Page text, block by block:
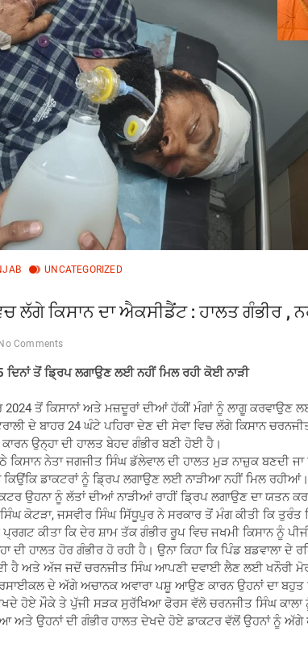
UNCATEGORIZED
ਲੱਗੇ ਕਿਸਾਨ ਦਾ ਐਕਸੀਡੈਂਟ : ਹਾਲਤ ਗੰਭੀਰ
Comments
ਦਿਨਾਂ ਤੋਂ ਡ੍ਰਿਪ ਲਗਾਉਣ ਲਈ ਨਹੀਂ ਮਿਲ ਰਹੀ ਕੋਈ ਨਾੜੀ
2024 ਤੋਂ ਕਿਸਾਨਾਂ ਅਤੇ ਮਜ਼ਦੂਰਾਂ ਦੀਆਂ ਹੱਕੀਂ ਮੰਗਾਂ ਨੂੰ ਲਾਗੂ ਕਰਵਾਉਣ
ਦੇ ਬਾਹਰ 24 ਘੰਟੇ ਪਹਿਰਾ ਦੇਣ ਦੀ ਸੇਵਾ ਵਿਚ ਲੱਗੇ ਕਿਸਾਨ
ਉਨ੍ਹਾ ਦੀ ਹਾਲਤ ਬੇਹਦ ਗੰਭੀਰ ਬਣੀ ਹੋਈ ਹੈ।
ਨੇਤਾ ਜਗਜੀਤ ਸਿੰਘ ਡੱਲੇਵਾਲ ਦੀ ਹਾਲਤ ਮੁੜ ਨਾਜ਼ੁਕ ਬਣਦੀ ਜਾ
ਕਿਉਂਕਿ ਡਾਕਟਰਾਂ ਨੂੰ ਡ੍ਰਿਪ ਲਗਾਉਣ ਲਈ ਨਾੜੀਆ ਨਹੀਂ ਮਿਲ
ਉਹਨਾ ਨੂੰ ਲੱਤਾਂ ਦੀਆਂ ਨਾੜੀਆਂ ਰਾਹੀਂ ਡ੍ਰਿਪ ਲਗਾਉਣ ਦਾ ਯਤਨ
ਕੋਟੜਾ, ਜਸਵੀਰ ਸਿੰਘ ਸਿੱਧੂਪੁਰ ਨੇ ਸਰਕਾਰ ਤੋਂ ਮੰਗ ਕੀਤੀ ਕਿ ਤੁਰੰਤ
ਪ੍ਰਗਟ ਕੀਤਾ ਕਿ ਦੇਰ ਸ਼ਾਮ ਤੱਕ ਗੰਭੀਰ ਰੂਪ ਵਿਚ ਜਖਮੀ ਕਿਸਾਨ ਨੂੰ
ਦੀ ਹਾਲਤ ਹੋਰ ਗੰਭੀਰ ਹੋ ਰਹੀ ਹੈ। ਉਨਾ ਕਿਹਾ ਕਿ ਪਿੰਡ ਬਡਵਾਲਾ ਦੇ
ਹੈ ਅਤੇ ਅੱਜ ਜਦੋਂ ਚਰਨਜੀਤ ਸਿੰਘ ਆਪਣੀ ਦਵਾਈ ਲੈਣ ਲਈ ਖਨੌਰੀ
ਦੇ ਅੱਗੇ ਅਚਾਨਕ ਅਵਾਰਾ ਪਸ਼ੂ ਆਉਣ ਕਾਰਨ ਉਹਨਾਂ ਦਾ
ਹੋਏ ਮੌਕੇ ਤੇ ਪੁੱਜੀ ਸੜਕ ਸੁਰੱਖਿਆ ਫੋਰਸ ਵੱਲੋ ਚਰਨਜੀਤ ਸਿੰਘ ਕਾਲਾ
ਅਤੇ ਉਹਨਾਂ ਦੀ ਗੰਭੀਰ ਹਾਲਤ ਦੇਖਦੇ ਹੋਏ ਡਾਕਟਰ ਵੱਲੋਂ ਉਹਨਾਂ ਨੂੰ